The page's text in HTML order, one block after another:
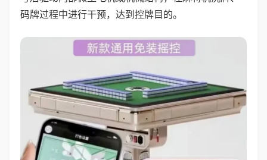
码牌过程中进行干预，达到控牌目的。